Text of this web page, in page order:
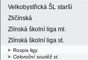
Velkobystřická ŠL starší
Zličínská
Zlínská školní liga ml.
Zlínská školní liga st.
Rozpis ligy
Celoroční soutěž st.